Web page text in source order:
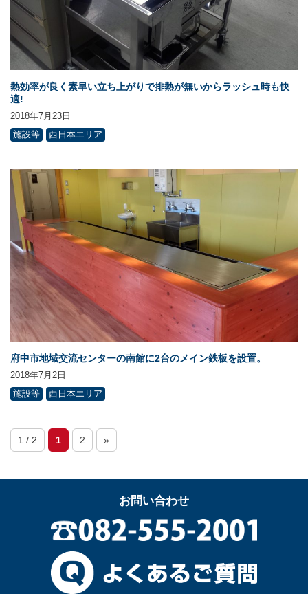
熱効率が良く素早い立ち上がりで排熱が無いからラッシュ時も快
適!
2018年7月23日
施設等
西日本エリア
府中市地域交流センターの南館に2台のメイン鉄板を設置。
2018年7月2日
施設等
西日本エリア
1 / 2 1 2 »
お問い合わせ